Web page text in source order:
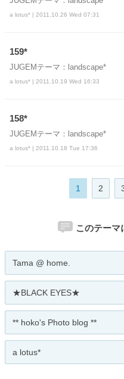
a lotus* | 2011.10.26 Wed 07:31
159*
JUGEMテーマ：
a lotus* | 2011.10.19 Wed 16:33
158*
JUGEMテーマ：
a lotus* | 2011.10.18 Tue 17:36
1 2
このテーマ
Tama @ home.
★BLACK EYES★
** hoko's Photo blog **
a lotus*